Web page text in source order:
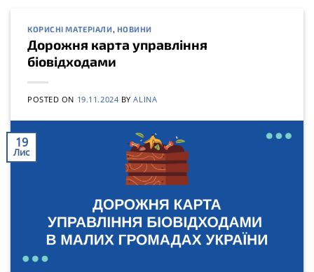
КОРИСНІ МАТЕРІАЛИ, НОВИНИ
Дорожня карта управління
біовідходами
POSTED ON 19.11.2024 BYALINA
19
Лис